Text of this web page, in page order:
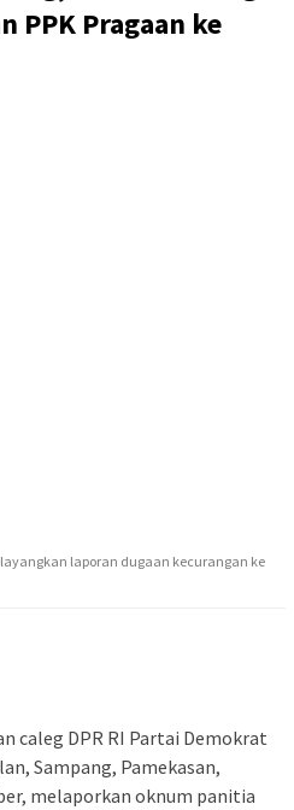
PPK Pragaan ke
laporan dugaan kecurangan ke
caleg DPR RI Partai Demokrat
Sampang, Pamekasan,
melaporkan oknum panitia